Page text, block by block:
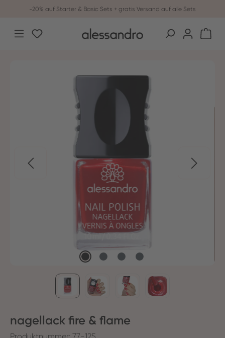
Zum Hauptinhalt springen
-20% auf Starter & Basic Sets + gratis Versand auf alle Sets
Du hast 0 Produkte auf dem Merkzettel
nagellack fire & flame